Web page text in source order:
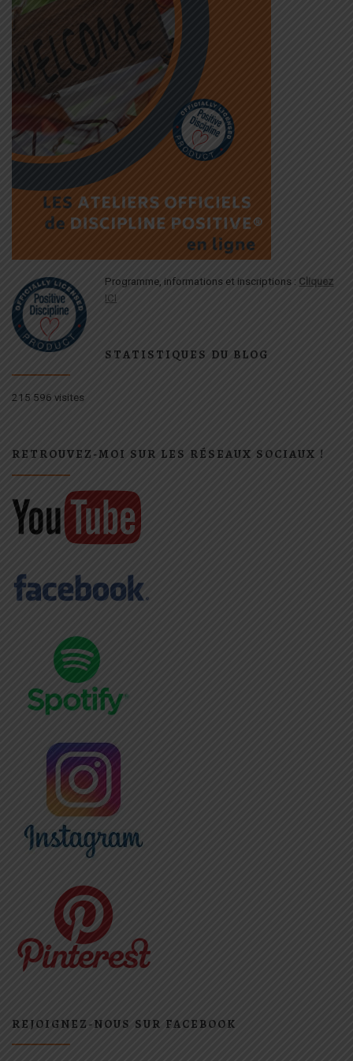
Programme, informations et inscriptions : Cliquez
ICI
STATISTIQUES DU BLOG
215 596 visites
RETROUVEZ-MOI SUR LES RÉSEAUX SOCIAUX !
REJOIGNEZ-NOUS SUR FACEBOOK